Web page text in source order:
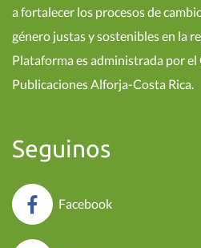
a fortalecer los procesos de
género justas y sostenibles en la
Plataforma es administrada por
Publicaciones Alforja-Costa Rica.
Seguinos
Facebook